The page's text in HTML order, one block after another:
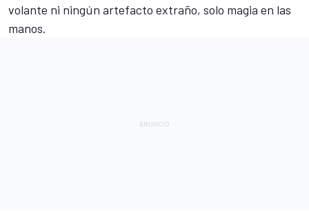
volante ni ningún artefacto extraño, solo magia en las
manos.